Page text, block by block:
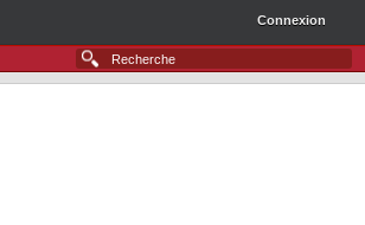
Connexion